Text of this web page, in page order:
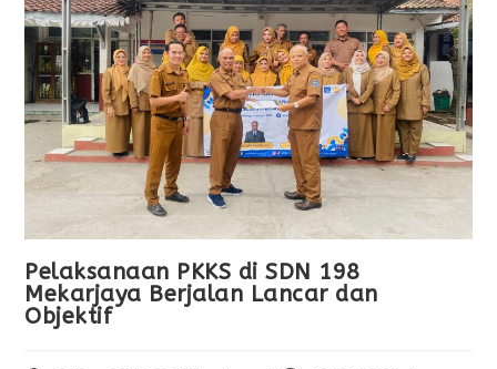
Pelaksanaan PKKS di SDN 198
Mekarjaya Berjalan Lancar dan
Objektif